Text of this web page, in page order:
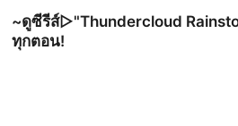
~ดูซีรีส์▷"Thundercloud
ทุกตอน!